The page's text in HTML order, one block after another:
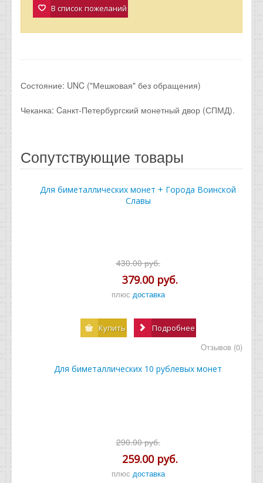
В список пожеланий
Состояние: UNC ("Мешковая" без обращения)
Чеканка: Cанкт-Петербургский монетный двор (СПМД).
Сопутствующие товары
Для биметаллических монет + Города Воинской
Славы
430.00 руб.
379.00 руб.
плюс доставка
Купить Подробнее
Отзывов (0)
Для биметаллических 10 рублевых монет
290.00 руб.
259.00 руб.
плюс доставка